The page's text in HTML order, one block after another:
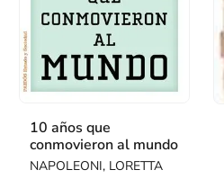
10 años que
conmovieron al mundo
NAPOLEONI, LORETTA